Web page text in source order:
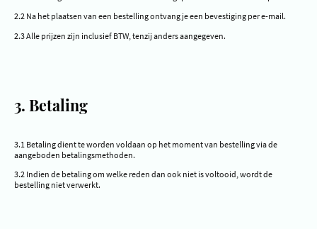
2.2 Na het plaatsen van een bestelling ontvang je een bevestiging per e-mail.
2.3 Alle prijzen zijn inclusief BTW, tenzij anders aangegeven.
3. Betaling
3.1 Betaling dient te worden voldaan op het moment van bestelling via de
aangeboden betalingsmethoden.
3.2 Indien de betaling om welke reden dan ook niet is voltooid, wordt de
bestelling niet verwerkt.